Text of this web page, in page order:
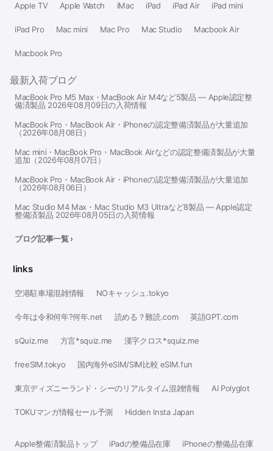
Apple TV Apple Watch iMac iPad iPad Air iPad mini
iPad Pro Mac mini Mac Pro Mac Studio Macbook Air
Macbook Pro
最新入荷ブログ
MacBook Pro M5 Max・MacBook Air M4など5製品 — Apple認定整
備済製品 2026年08月09日の入荷情報
MacBook Pro・MacBook Air・iPhoneの認定整備済製品が大量追加
（2026年08月08日）
Mac mini・MacBook Pro・MacBook Airなどの認定整備済製品が大量
追加（2026年08月07日）
MacBook Pro・MacBook Air・iPhoneの認定整備済製品が大量追加
（2026年08月06日）
Mac Studio M4 Max・Mac Studio M3 Ultraなど8製品 — Apple認定
整備済製品 2026年08月05日の入荷情報
ブログ記事一覧 ›
links
空港駐車場混雑情報 NOキャッシュ.tokyo
今年は令和何年?何年.net 読める？難読.com 英語GPT.com
sQuiz.me 方言*squiz.me 漢字クロス*squiz.me
freeSIM.tokyo 国内海外eSIM/SIM比較 eSIM.fun
東京ディズニーランド・シーのリアルタイム混雑情報 AI Polyglot
TOKUマンガ情報セール予測 Hidden Insta Japan
Apple整備済製品トップ iPadの整備品在庫 iPhoneの整備品在庫